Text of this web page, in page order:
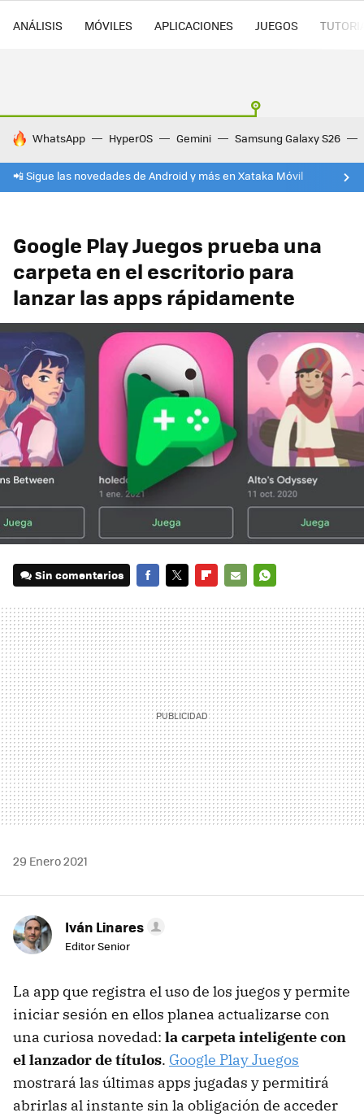
ANÁLISIS MÓVILES APLICACIONES JUEGOS
HOY SE HABLA DE
WhatsApp HyperOS Gemini Samsung Galaxy S26
📲 Sigue las novedades de Android y más en Xataka Móvil
Google Play Juegos prueba una
carpeta en el escritorio para
lanzar las apps rápidamente
Sin comentarios
MAIL
29 Enero 2021
Iván Linares
Editor Senior
La app que registra el uso de los juegos y permite
iniciar sesión en ellos planea actualizarse con
una curiosa novedad: la carpeta inteligente con
el lanzador de títulos. Google Play Juegos
mostrará las últimas apps jugadas y permitirá
abrirlas al instante sin la obligación de acceder